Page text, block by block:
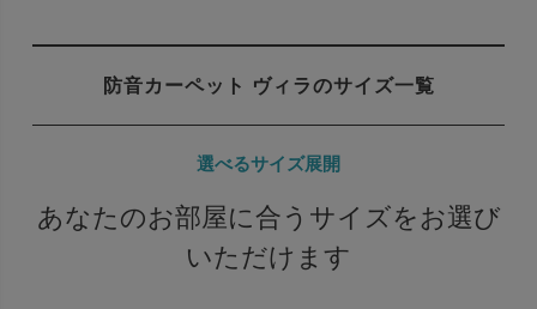
防音カーペット ヴィラのサイズ一覧
選べるサイズ展開
あなたのお部屋に合うサイズをお選び
いただけます